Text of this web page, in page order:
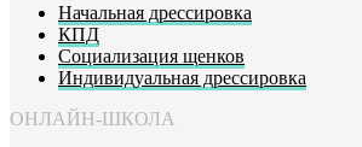
Начальная дрессировка
КПД
Социализация щенков
Индивидуальная дрессировка
ОНЛАЙН-ШКОЛА